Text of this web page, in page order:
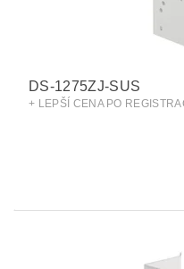
DS-1275ZJ-SUS
+ LEPŠÍ CENA PO